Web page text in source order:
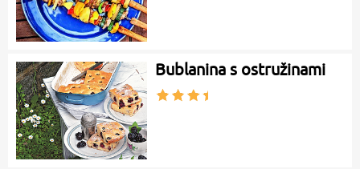
Bublanina s ostružinami